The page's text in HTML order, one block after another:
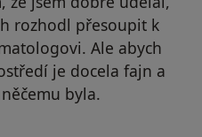
rozhodl přesoupit k
Ale abych
je docela fajn a
byla.
Pacient